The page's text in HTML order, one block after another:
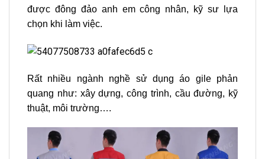
được đông đảo anh em công nhân, kỹ sư lựa
chọn khi làm việc.
Rất nhiều ngành nghề sử dụng áo gile phản
quang như: xây dựng, công trình, cầu đường, kỹ
thuật, môi trường….